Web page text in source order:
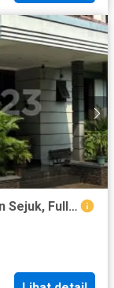
Turun Harga!! Dijual Rumah Bagus Dan Sejuk, Full Furnished